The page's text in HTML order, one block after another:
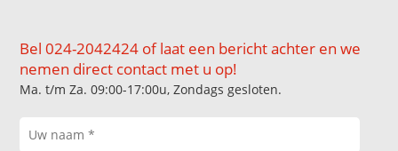
Bel 024-2042424 of laat een bericht achter en we
nemen direct contact met u op!
Ma. t/m Za. 09:00-17:00u, Zondags gesloten.